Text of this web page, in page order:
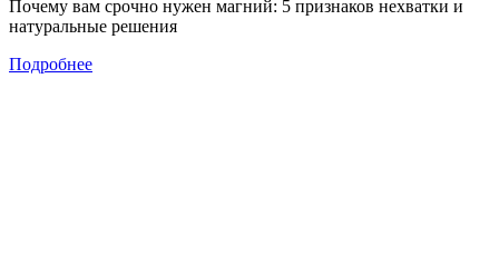
Почему вам срочно нужен магний: 5 признаков нехватки и
натуральные решения
Подробнее